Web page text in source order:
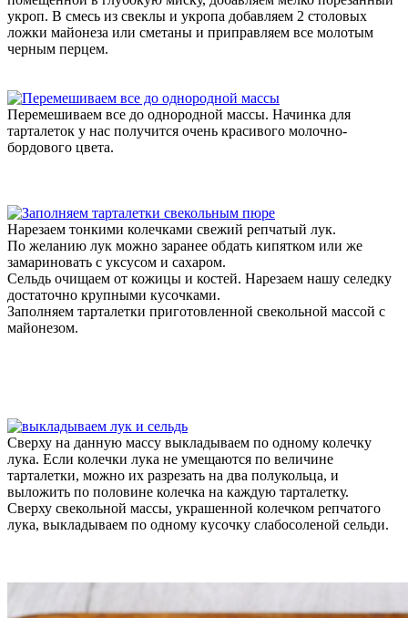
укроп. В смесь из свеклы и укропа добавляем 2 столовых
ложки майонеза или сметаны и приправляем все молотым
черным перцем.
Перемешиваем все до однородной массы. Начинка для
тарталеток у нас получится очень красивого молочно-
бордового цвета.
Нарезаем тонкими колечками свежий репчатый лук.
По желанию лук можно заранее обдать кипятком или же
замариновать с уксусом и сахаром.
Сельдь очищаем от кожицы и костей. Нарезаем нашу селедку
достаточно крупными кусочками.
Заполняем тарталетки приготовленной свекольной массой с
майонезом.
Сверху на данную массу выкладываем по одному колечку
лука. Если колечки лука не умещаются по величине
тарталетки, можно их разрезать на два полукольца, и
выложить по половине колечка на каждую тарталетку.
Сверху свекольной массы, украшенной колечком репчатого
лука, выкладываем по одному кусочку слабосоленой сельди.